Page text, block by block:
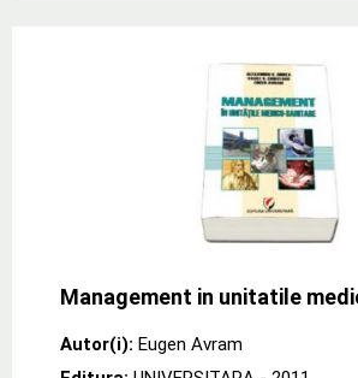
Management in unitatile
Autor(i): Eugen Avram